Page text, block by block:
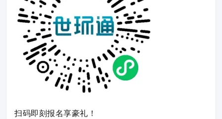
扫码即刻报名享豪礼！